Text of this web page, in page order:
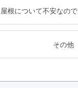
対応
屋根について不安なの
その他